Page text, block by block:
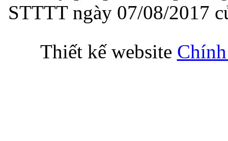
STTTT ngày 07/08/2017
Thiết kế website